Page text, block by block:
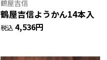
鶴屋吉信
鶴屋吉信ようかん14本入
税込 4,536円